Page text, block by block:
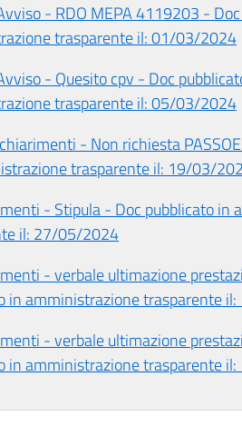
- RDO MEPA 4119203 -
trasparente il: 01/03/2024
- Quesito cpv - Doc
trasparente il: 05/03/2024
- Non richiesta
trasparente il: 19/03/
- Stipula - Doc pubblicato in
il: 27/05/2024
- verbale ultimazione
in amministrazione trasparente
- verbale ultimazione
in amministrazione trasparente